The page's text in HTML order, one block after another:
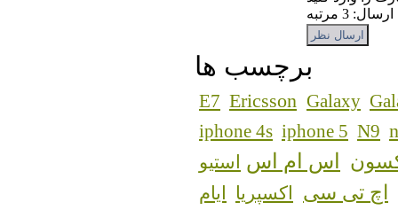
3 مرتبه
برچسب ها
E7 Ericsson Galaxy
iphone 4s iphone 5 N9
اس ام اس استیو
اچ تی سی اکسپریا ایام